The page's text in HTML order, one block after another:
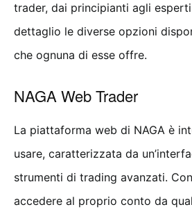
trader, dai principianti agli
dettaglio le diverse opzioni
che ognuna di esse offre.
NAGA Web Trader
La piattaforma web di NAGA è
usare, caratterizzata da
strumenti di trading avanzati.
accedere al proprio conto da